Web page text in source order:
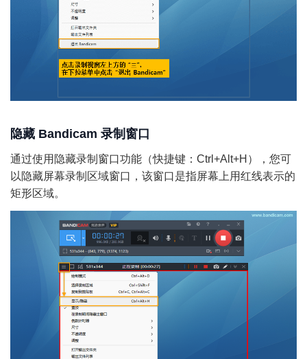
隐藏 Bandicam 录制窗口
通过使用隐藏录制窗口功能（快捷键：Ctrl+Alt+H），您可
以隐藏屏幕录制区域窗口，该窗口是指屏幕上用红线表示的
矩形区域。